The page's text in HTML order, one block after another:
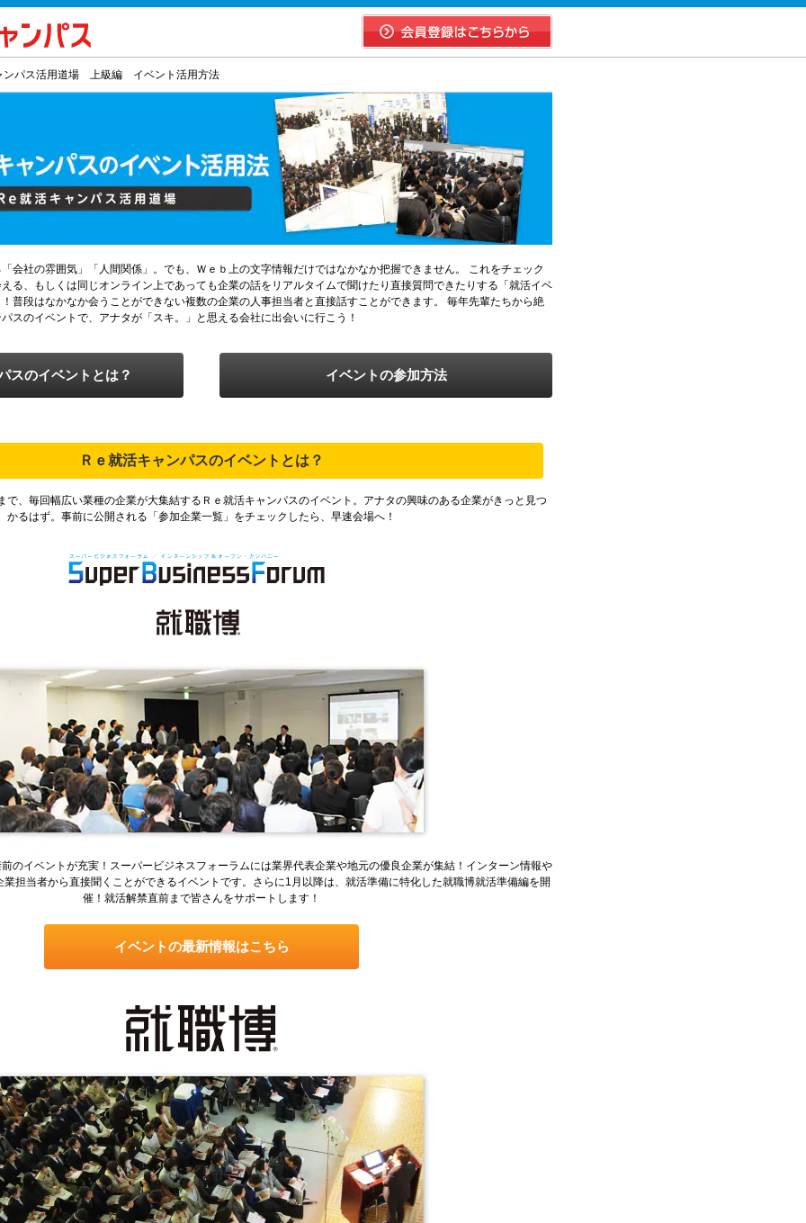
ンパス活用道場 上級編 イベント活用方法
会社の雰囲気」「人間関係」。でも、Ｗｅｂ上の文字情報だけではなかなか把握できません。 これをチェック
る、もしくは同じオンライン上であっても企業の話をリアルタイムで聞けたり直接質問できたりする「就活イベ
普段はなかなか会うことができない複数の企業の人事担当者と直接話すことができます。 毎年先輩たちから絶
スのイベントで、アナタが「スキ。」と思える会社に出会いに行こう！
スのイベントとは？ イベントの参加方法
Ｒｅ就活キャンパスのイベントとは？
で、毎回幅広い業種の企業が大集結するＲｅ就活キャンパスのイベント。アナタの興味のある企業がきっと見つ
かるはず。事前に公開される「参加企業一覧」をチェックしたら、早速会場へ！
のイベントが充実！スーパービジネスフォーラムには業界代表企業や地元の優良企業が集結！インターン情報や
担当者から直接聞くことができるイベントです。さらに1月以降は、就活準備に特化した就職博就活準備編を開
催！就活解禁直前まで皆さんをサポートします！
イベントの最新情報はこちら